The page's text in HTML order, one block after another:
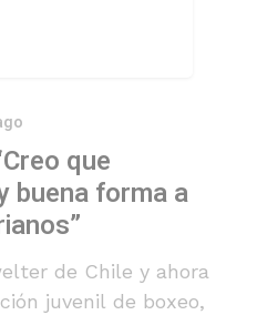
que
buena forma a
de Chile y ahora
juvenil de boxeo,